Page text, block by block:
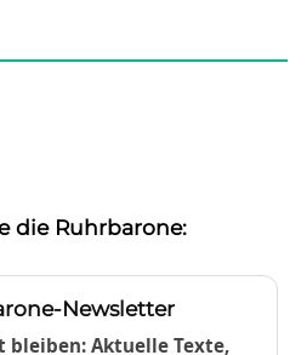
die Ruhrbarone:
Newsletter
Aktuelle Texte,